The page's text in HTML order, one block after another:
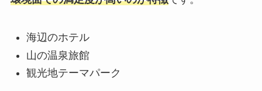
海辺のホテル
山の温泉旅館
観光地テーマパーク